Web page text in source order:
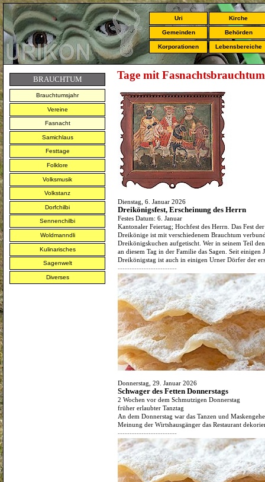
Uri Kirche
Gemeinden Behörden
Korporationen Lebensbereiche
BRAUCHTUM
Brauchtumsjahr
Vereine
Fasnacht
Samichlaus
Festtage
Folklore
Volksmusik
Volkstanz
Dorfchilbi
Sennenchilbi
Woldmanndli
Kulinarisches
Sagenwelt
Diverses
Tage mit Fasnachtsbrauchtum
Dienstag, 6. Januar 2026
Dreikönigsfest, Erscheinung des Herrn
Festes Datum: 6. Januar
Kantonaler Feiertag; Hochfest des Herrn. Das Fest
Dreikönige ist mit verschiedenem Brauchtum
Dreikönigskuchen aufgetischt. Wer in seinem Teil
an diesem Tag in der Familie das Sagen. Seit
Dreikönigstag ist auch in einigen Urner Dörfer der
-------------------------
Donnerstag, 29. Januar 2026
Schwager des Fetten Donnerstags
2 Wochen vor dem Schmutzigen Donnerstag
früher erlaubter Tanztag
An dem Donnerstag war das Tanzen und
Meinung der Wirtshausgänger das Restaurant
-------------------------